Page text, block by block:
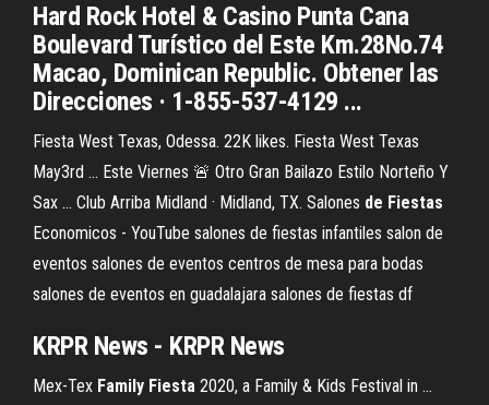
Hard Rock Hotel & Casino Punta Cana
Boulevard Turístico del Este Km.28No.74
Macao, Dominican Republic. Obtener las
Direcciones · 1-855-537-4129 ...
Fiesta West Texas, Odessa. 22K likes. Fiesta West Texas
May3rd ... Este Viernes 🚨 Otro Gran Bailazo Estilo Norteño Y
Sax ... Club Arriba Midland · Midland, TX. Salones de Fiestas
Economicos - YouTube salones de fiestas infantiles salon de
eventos salones de eventos centros de mesa para bodas
salones de eventos en guadalajara salones de fiestas df
KRPR News - KRPR News
Mex-Tex Family Fiesta 2020, a Family & Kids Festival in ...